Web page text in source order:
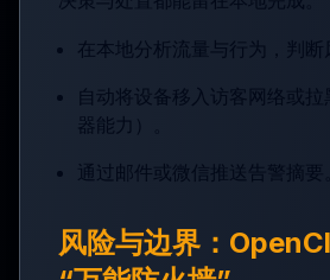
在本地分析流量与行为，判断
自动将设备移入访客网络或拉
器能力）。
通过邮件或微信推送告警摘要。
风险与边界：